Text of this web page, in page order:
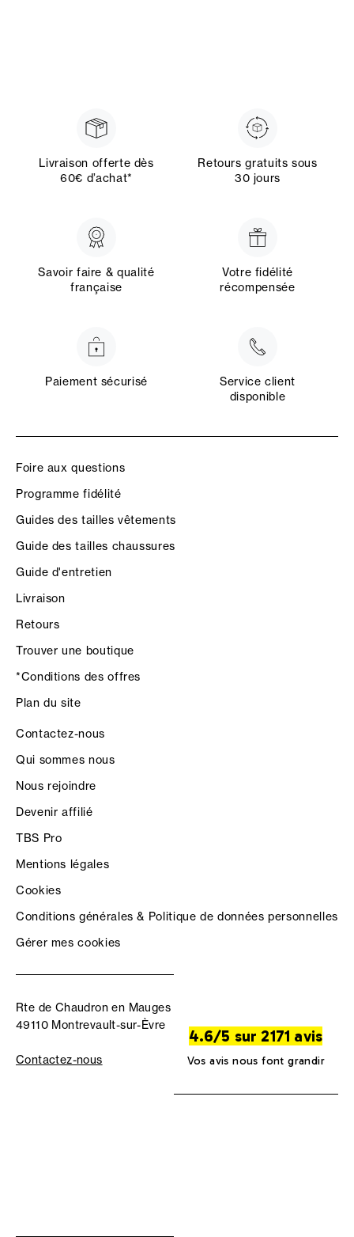
Livraison offerte dès
60€ d’achat*
Retours gratuits sous
30 jours
Savoir faire & qualité
française
Votre fidélité
récompensée
Paiement sécurisé
Service client
disponible
Foire aux questions
Programme fidélité
Guides des tailles vêtements
Guide des tailles chaussures
Guide d'entretien
Livraison
Retours
Trouver une boutique
*Conditions des offres
Plan du site
Contactez-nous
Qui sommes nous
Nous rejoindre
Devenir affilié
TBS Pro
Mentions légales
Cookies
Conditions générales & Politique de données personnelles
Gérer mes cookies
Rte de Chaudron en Mauges
49110 Montrevault-sur-Èvre
Contactez-nous
4.6/5 sur 2171 avis
Vos avis nous font grandir